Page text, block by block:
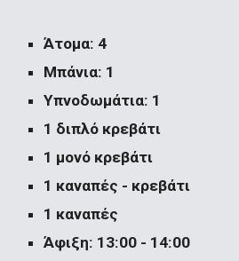
Άτομα: 4
Μπάνια: 1
Υπνοδωμάτια: 1
1 διπλό κρεβάτι
1 μονό κρεβάτι
1 καναπές - κρεβάτι
1 καναπές
Άφιξη: 13:00 - 14:00